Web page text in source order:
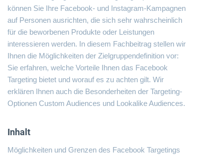
können Sie Ihre Facebook- und Instagram-Kampagnen
auf Personen ausrichten, die sich sehr wahrscheinlich
für die beworbenen Produkte oder Leistungen
interessieren werden. In diesem Fachbeitrag stellen wir
Ihnen die Möglichkeiten der Zielgruppendefinition vor:
Sie erfahren, welche Vorteile Ihnen das Facebook
Targeting bietet und worauf es zu achten gilt. Wir
erklären Ihnen auch die Besonderheiten der Targeting-
Optionen Custom Audiences und Lookalike Audiences.
Inhalt
Möglichkeiten und Grenzen des Facebook Targetings